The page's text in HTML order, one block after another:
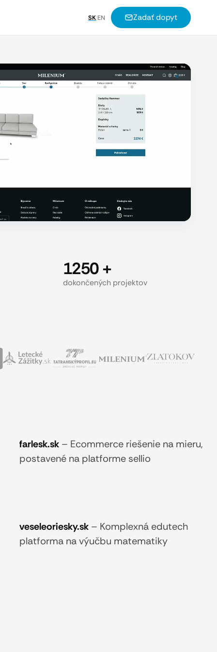
SK|EN Zadať dopyt
1250 +
dokončených projektov
farlesk.sk – Ecommerce riešenie na mieru,
postavené na platforme sellio
veseleoriesky.sk – Komplexná edutech
platforma na výučbu matematiky